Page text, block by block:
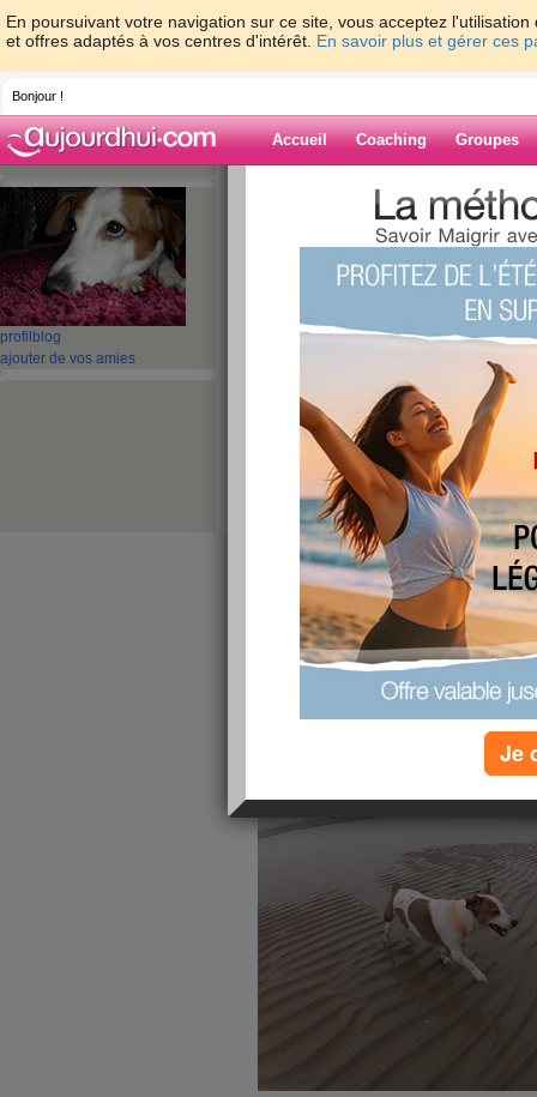
En poursuivant votre navigation sur ce site, vous acceptez
et offres adaptés à vos centres d'intérêt. En savoir plus et gérer ces
Bonjour !
Accueil Coaching Groupes
profil blog
ajouter de vos amies
> croquetteclebart
Blog de
21 - 30 31 - 40 41 - 50 51 -
‹ Préc. 1 2 3 4 5
bon.
publié le 27/03/2012 à 18:47
essai
publié le 18/03/2012 à 19:07
Je